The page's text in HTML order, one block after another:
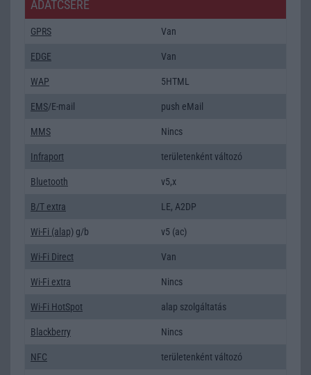
ADATCSERE
GPRS Van
EDGE Van
WAP 5HTML
EMS/E-mail push eMail
MMS Nincs
Infraport területenként változó
Bluetooth v5,x
B/T extra LE, A2DP
Wi-Fi (alap) g/b v5 (ac)
Wi-Fi Direct Van
Wi-Fi extra Nincs
Wi-Fi HotSpot alap szolgáltatás
Blackberry Nincs
NFC területenként változó